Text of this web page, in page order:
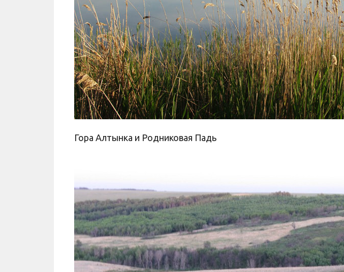
Гора Алтынка и Родниковая Падь